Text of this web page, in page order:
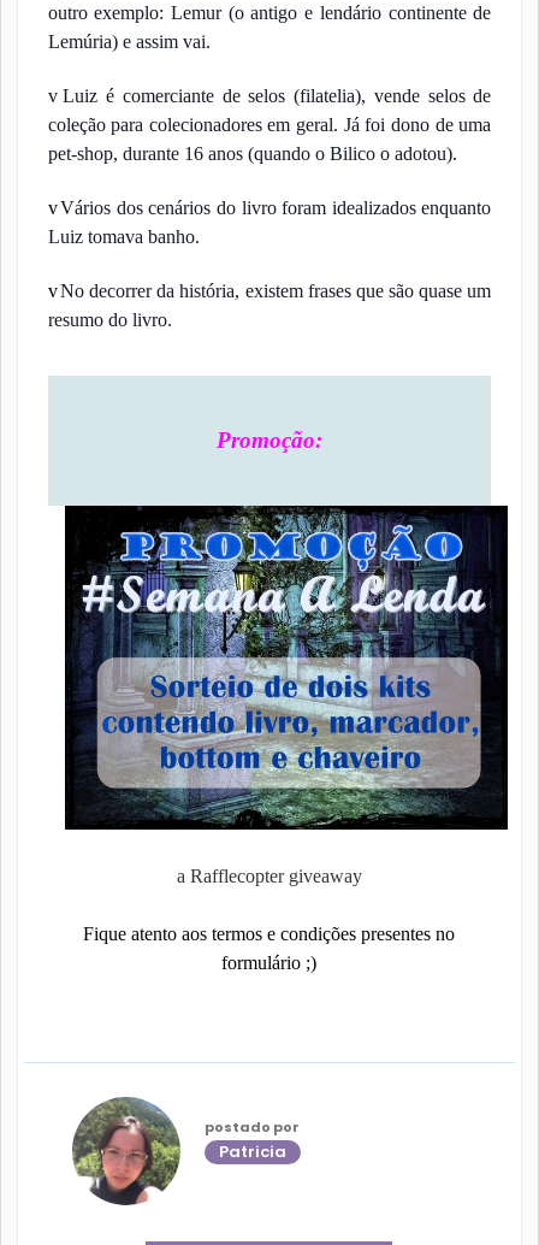
outro exemplo: Lemur (o antigo e lendário continente de
Lemúria) e assim vai.
v Luiz é comerciante de selos (filatelia), vende selos de
coleção para colecionadores em geral. Já foi dono de uma
pet-shop, durante 16 anos (quando o Bilico o adotou).
vVários dos cenários do livro foram idealizados enquanto
Luiz tomava banho.
vNo decorrer da história, existem frases que são quase um
resumo do livro.
Promoção:
a Rafflecopter giveaway
Fique atento aos termos e condições presentes no
formulário ;)
postado por
Patricia